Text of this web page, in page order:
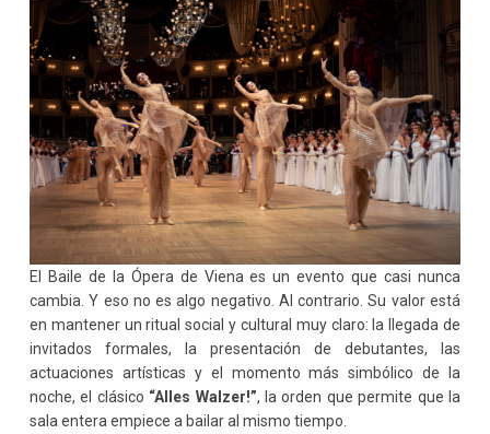
El Baile de la Ópera de Viena es un evento que casi nunca
cambia. Y eso no es algo negativo. Al contrario. Su valor está
en mantener un ritual social y cultural muy claro: la llegada de
invitados formales, la presentación de debutantes, las
actuaciones artísticas y el momento más simbólico de la
noche, el clásico “Alles Walzer!”, la orden que permite que la
sala entera empiece a bailar al mismo tiempo.